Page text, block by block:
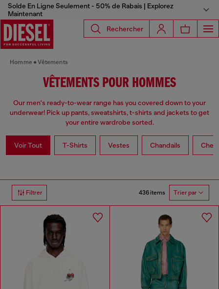
Solde En Ligne Seulement - 50% de Rabais | Explorez
Maintenant
Rechercher
Homme Vêtements
VÊTEMENTS POUR HOMMES
Our men's ready-to-wear range has you covered down to your
underwear! Pick up pants, sweatshirts, t-shirts and jackets to get
your entire wardrobe sorted.
Voir Tout T-Shirts Vestes Chandails
Filtrer 436 items Trier par